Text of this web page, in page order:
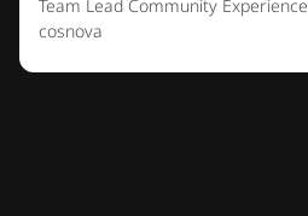
Team Lead Community Experience
cosnova